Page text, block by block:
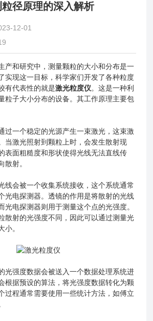
径原理的深入解析
12-01
和研究中，测量颗粒的大小和分布是一
实现这一目标，科学家们开发了各种粒度
有代表性的就是激光粒度仪。这是一种利
粒子大小分布的设备。其工作原理主要包
一个稳定的光源产生一束激光，这束激
当激光照射到颗粒上时，会发生散射现
表面粗糙度和形状使得光线无法直线传
散射。
会被一个收集系统接收，这个系统通常
光电探测器。透镜的作用是将散射的光线
光电探测器则用于测量这个点的光强度。
散射的光强度不同，因此可以通过测量光
小。
强度数据会被送入一个数据处理系统进
根据预设的算法，将光强度数据转化为颗
过程通常需要使用一些统计方法，如傅立